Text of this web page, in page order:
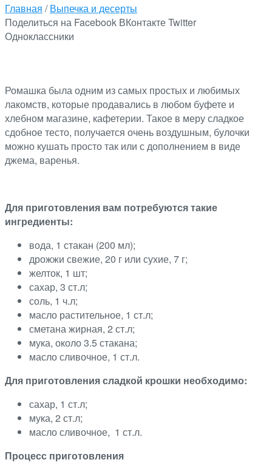
Главная /Выпечка и десерты
Поделиться на Facebook ВКонтактеTwitter
Одноклассники
Ромашка была одним из самых простых и любимых
лакомств, которые продавались в любом буфете и
хлебном магазине, кафетерии. Такое в меру сладкое
сдобное тесто, получается очень воздушным, булочки
можно кушать просто так или с дополнением в виде
джема, варенья.
Для приготовления вам потребуются такие
ингредиенты:
вода, 1 стакан (200 мл);
дрожжи свежие, 20 г или сухие, 7 г;
желток, 1 шт;
сахар, 3 ст.л;
соль, 1 ч.л;
масло растительное, 1 ст.л;
сметана жирная, 2 ст.л;
мука, около 3.5 стакана;
масло сливочное, 1 ст.л.
Для приготовления сладкой крошки необходимо:
сахар, 1 ст.л;
мука, 2 ст.л;
масло сливочное, 1 ст.л.
Процесс приготовления